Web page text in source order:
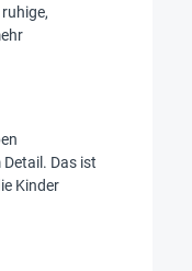
Das ist
Kinder